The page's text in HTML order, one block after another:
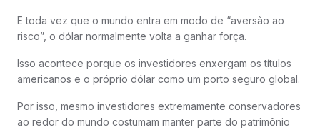
E toda vez que o mundo entra em modo de “aversão ao
risco”, o dólar normalmente volta a ganhar força.
Isso acontece porque os investidores enxergam os títulos
americanos e o próprio dólar como um porto seguro global.
Por isso, mesmo investidores extremamente conservadores
ao redor do mundo costumam manter parte do patrimônio